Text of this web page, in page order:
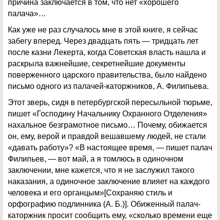
причина заключается в том, что нет «хорошего
палача»…
Как уже не раз случалось мне в этой книге, я сейчас
забегу вперед. Через двадцать пять — тридцать лет
после казни Лекерта, когда Советская власть нашла и
раскрыла важнейшие, секретнейшие документы
поверженного царского правительства, было найдено
письмо одного из палачей-каторжников, А. Филипьева.
Этот зверь, сидя в петербургской пересыльной тюрьме,
пишет «Господину Начальнику Охранного Отделения»
нахальное безграмотное письмо… Почему, обижается
он, ему, верой и правдой вешавшему людей, не стали
«давать работу»? «В настоящее время, — пишет палач
Филипьев, — вот май, а я томлюсь в одиночном
заключении, мне кажется, что я не заслужил такого
наказания, а одиночное заключение влияет на каждого
человека и его органцым»[Сохраняю стиль и
орфографию подлинника (А. Б.)]. Обиженный палач-
каторжник просит сообщить ему, «сколько времени еще